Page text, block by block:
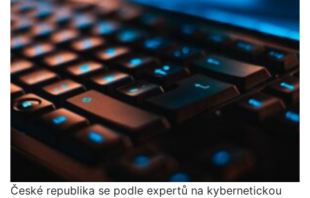
České republika se podle expertů na kybernetickou